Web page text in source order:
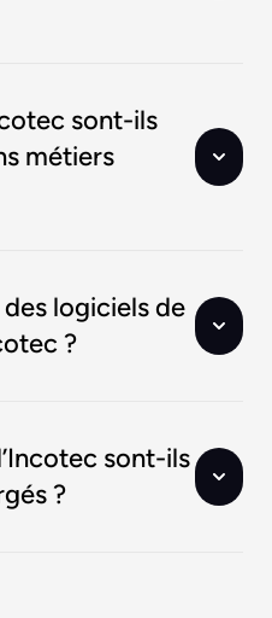
sont-ils
métiers
des logiciels de
?
sont-ils
?